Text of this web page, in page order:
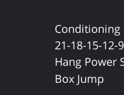
Conditioning
21-18-15-12-9
Hang Power
Box Jump